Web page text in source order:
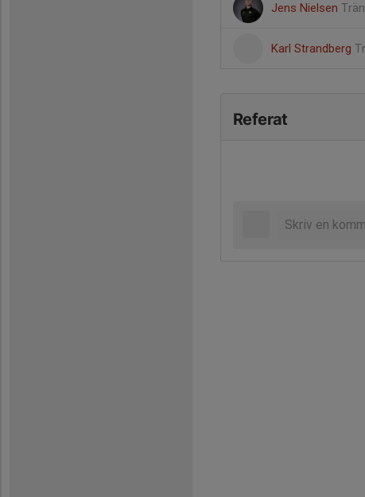
Jens Nielsen
Karl Strandberg
Referat